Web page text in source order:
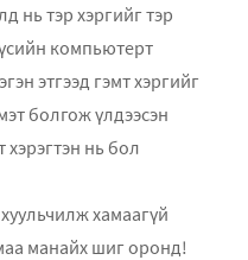
нь тэр хэргийг тэр
компьютерт
этгээд гэмт хэргийг
болгож үлдээсэн
нь бол
хамаагүй
манайх шиг оронд!